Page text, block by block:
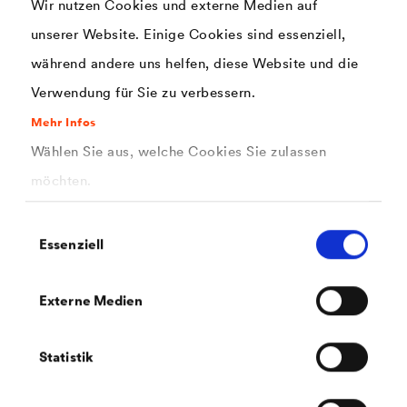
Wir nutzen Cookies und externe Medien auf
unserer Website. Einige Cookies sind essenziell,
während andere uns helfen, diese Website und die
Verwendung für Sie zu verbessern.
Mehr Infos
Wählen Sie aus, welche Cookies Sie zulassen
möchten.
Essenziell
Externe Medien
Statistik
Gut! Deswegen tragen wir mit unserer Wandfarbe
LUCITE® MultiResist PROunseren Teil zu einem
gesunden Raumklima bei.
Die Gesundheitslounge in Kooperation mit dem
Haus Institut widmet dem Thema aktuell sogar eine
eigene Videoreihe. Wie ein traditionelles
Chemieunternehmen Nachhaltigkeit schafft, die der
Gesundheit dient? Wie Wandfarbe für ein gesundes,
langlebiges Raumklima eingesetzt werden kann?
Schauen Sie es sich an!
Breites Resistenzspektrum einfach erklärt